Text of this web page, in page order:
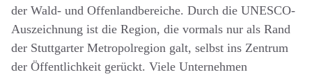
der Wald- und Offenlandbereiche. Durch die UNESCO-
Auszeichnung ist die Region, die vormals nur als Rand
der Stuttgarter Metropolregion galt, selbst ins Zentrum
der Öffentlichkeit gerückt. Viele Unternehmen